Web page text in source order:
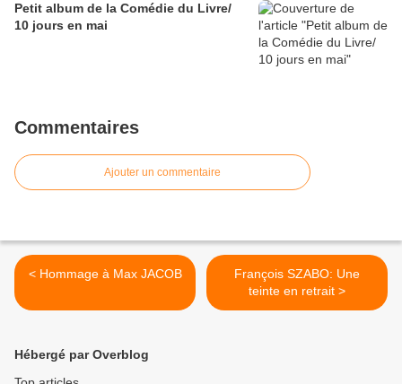
Petit album de la Comédie du Livre/
10 jours en mai
Commentaires
Ajouter un commentaire
< Hommage à Max JACOB
François SZABO: Une
teinte en retrait >
Hébergé par Overblog